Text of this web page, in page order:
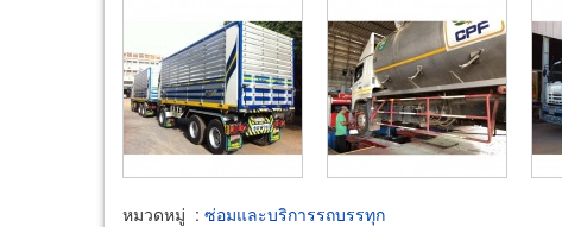
หมวดหมู่ : ซ่อมและบริการรถบรรทุก